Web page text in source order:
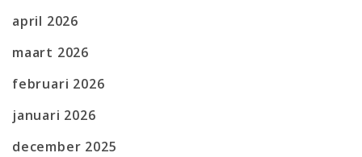
april 2026
maart 2026
februari 2026
januari 2026
december 2025